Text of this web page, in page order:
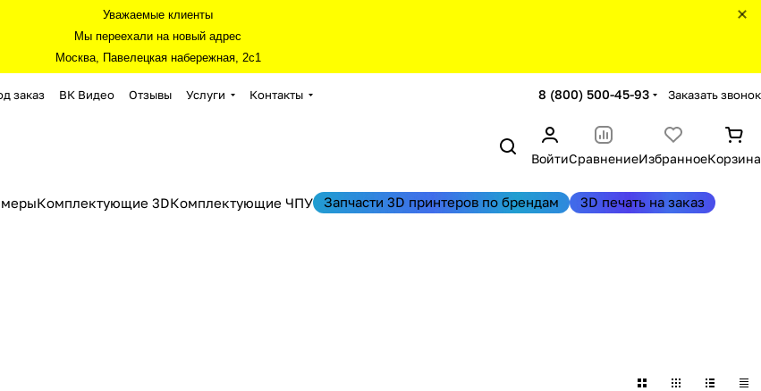
Уважаемые клиенты
Мы переехали на новый адрес
Москва, Павелецкая набережная, 2с1
заказ ВК Видео Отзывы Услуги Контакты 8 (800) 500-45-93 Заказать звонок
ВойтиСравнениеИзбранноеКорзина
Комплектующие 3DКомплектующие ЧПУ Запчасти 3D принтеров по брендам 3D печать на заказ